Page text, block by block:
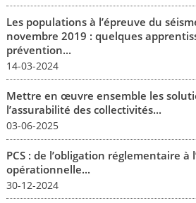
Les populations à l’épreuve du
novembre 2019 : quelques
prévention...
14-03-2024
Mettre en œuvre ensemble les
l’assurabilité des collectivités...
03-06-2025
PCS : de l’obligation réglementaire à
opérationnelle...
30-12-2024